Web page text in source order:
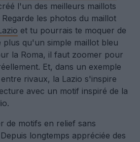
l'un des meilleurs maillots
les photos du maillot
et tu pourrais te moquer de
plus qu'un simple maillot bleu
la Roma, il faut zoomer pour
Et, dans un exemple
rivaux, la Lazio s'inspire
avec un motif inspiré de la
de motifs en relief sans
longtemps appréciée des